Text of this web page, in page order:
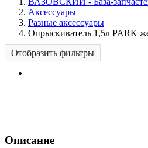
Аксессуары
Разные аксессуары
Опрыскиватель 1,5л PARK
Отобразить фильтры
Описание